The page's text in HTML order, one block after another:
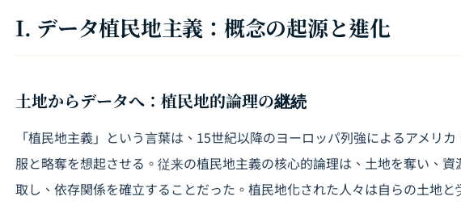
I. データ植民地主義：概念の起源と進化
土地からデータへ：植民地的論理の継続
「植民地主義」という言葉は、15世紀以降のヨーロッパ列強によるアメリ
服と略奪を想起させる。従来の植民地主義の核心的論理は、土地を奪い、
取し、依存関係を確立することだった。植民地化された人々は自らの土地